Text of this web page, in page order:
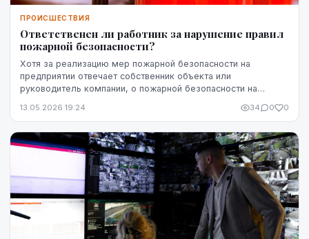
ПРОИСШЕСТВИЯ
Ответственен ли работник за нарушение правил
пожарной безопасности?
Хотя за реализацию мер пожарной безопасности на
предприятии отвечает собственник объекта или
руководитель компании, о пожарной безопасности на
работников ...
13.05.2026 19:24 34 0 0